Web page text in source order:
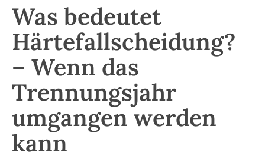
Was bedeutet
Härtefallscheidung?
– Wenn das
Trennungsjahr
umgangen werden
kann